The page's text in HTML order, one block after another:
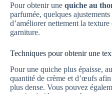
Pour obtenir une quiche au
parfumée, quelques
d’améliorer nettement la texture
garniture.
Techniques pour obtenir une
Pour une quiche plus épaisse,
quantité de crème et d’œufs
plus dense. Vous pouvez